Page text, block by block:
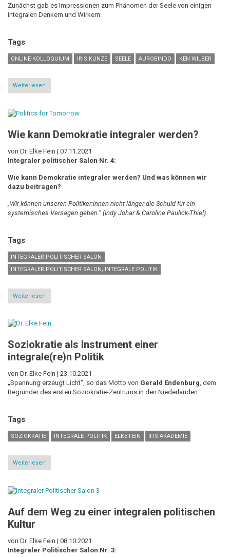
Zunächst gab es Impressionen zum Phänomen der Seele von einigen
integralen Denkern und Wirkern:
Tags
ONLINE-KOLLOQUIUM IRIS KUNZE SEELE AUROBINDO KEN WILBER
Weiterlesen
Seele
integrale
Wie kann Demokratie integraler werden?
von Dr. Elke Fein | 07.11.2021
Integraler politischer Salon Nr. 4:
Wie kann Demokratie integraler werden? Und was können wir
dazu beitragen?
„Wir können unseren Politiker:innen nicht länger die Schuld für ein
systemisches Versagen geben.“ (Indy Johar & Caroline Paulick-Thiel)
Tags
INTEGRALER POLITISCHER SALON
INTEGRALER POLITISCHER SALON; INTEGRALE POLITIK
Weiterlesen
Wie
integraler
Soziokratie als Instrument einer
integrale(re)n Politik
von Dr. Elke Fein | 23.10.2021
„Spannung erzeugt Licht“, so das Motto von Gerald Endenburg, dem
Begründer des ersten Soziokratie-Zentrums in den Niederlanden.
Tags
SOZIOKRATIE INTEGRALE POLITIK ELKE FEIN IFIS AKADEMIE
Weiterlesen
Soziokratie
einer
Politik
Auf dem Weg zu einer integralen politischen
Kultur
von Dr. Elke Fein | 08.10.2021
Integraler Politischer Salon Nr. 3: